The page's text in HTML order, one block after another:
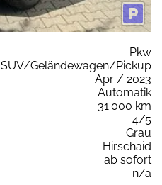
Pkw
SUV/Geländewagen/Pickup
Apr / 2023
Automatik
31.000 km
4/5
Grau
Hirschaid
ab sofort
n/a